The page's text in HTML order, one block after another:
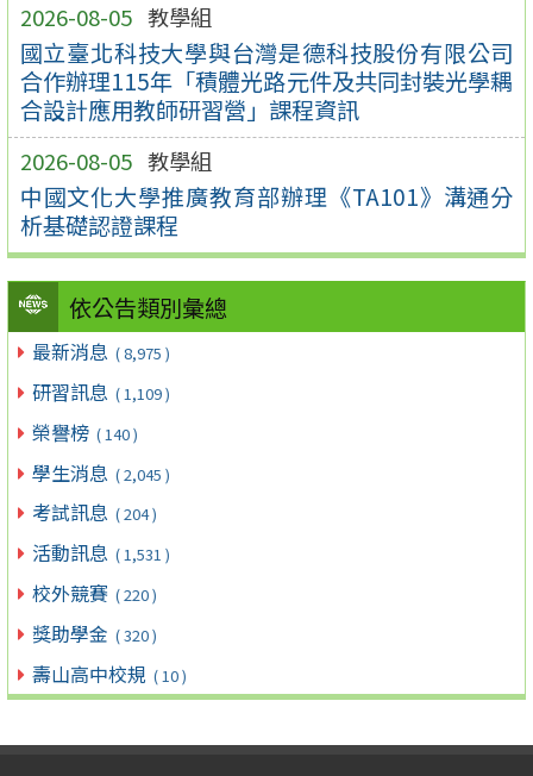
2026-08-05 教學組
國立臺北科技大學與台灣是德科技股份有限公司
合作辦理115年「積體光路元件及共同封裝光學耦
合設計應用教師研習營」課程資訊
2026-08-05 教學組
中國文化大學推廣教育部辦理《TA101》溝通分
析基礎認證課程
依公告類別彙總
最新消息 ( 8,975 )
研習訊息 ( 1,109 )
榮譽榜 ( 140 )
學生消息 ( 2,045 )
考試訊息 ( 204 )
活動訊息 ( 1,531 )
校外競賽 ( 220 )
獎助學金 ( 320 )
壽山高中校規 ( 10 )